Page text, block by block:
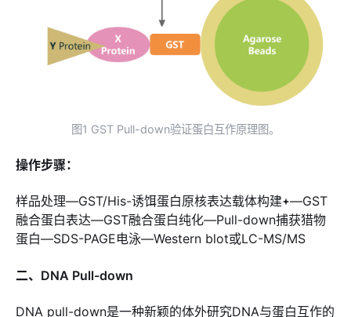
图1 GST Pull-down验证蛋白互作原理图。
操作步骤：
样品处理—GST/His-诱饵蛋白原核表达载体构建 —GST
融合蛋白表达—GST融合蛋白纯化—Pull-down捕获猎物
蛋白—SDS-PAGE电泳—Western blot或LC-MS/MS
二、DNA Pull-down
DNA pull-down是一种新颖的体外研究DNA与蛋白互作的